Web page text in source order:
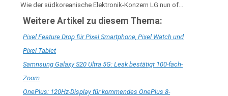
Wie der südkoreanische Elektronik-Konzern LG nun of...
Weitere Artikel zu diesem Thema:
Pixel Feature Drop für Pixel Smartphone, Pixel Watch und
Pixel Tablet
Samnsung Galaxy S20 Ultra 5G: Leak bestätigt 100-fach-
Zoom
OnePlus: 120Hz-Display für kommendes OnePlus 8-